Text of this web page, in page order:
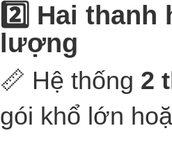
2️⃣ Hai
lượng
📏 Hệ thống 2
gói khổ lớn